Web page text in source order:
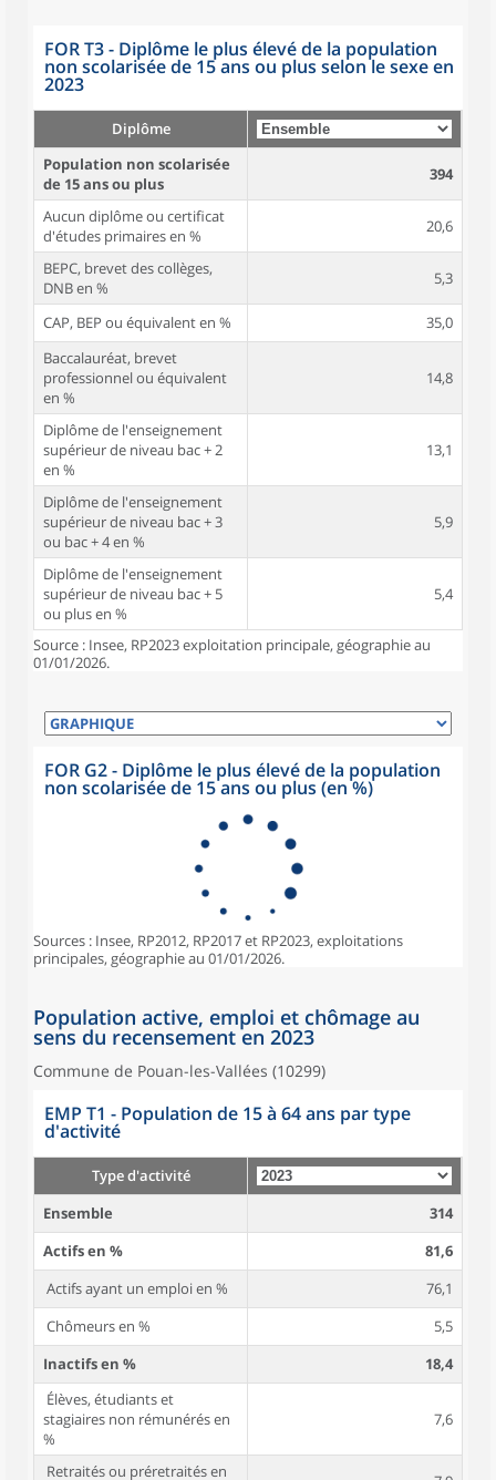
FOR T3 - Diplôme le plus élevé de la population
non scolarisée de 15 ans ou plus selon le sexe en
2023
Diplôme
Population non scolarisée
de 15 ans ou plus
394
Aucun diplôme ou certificat
d'études primaires en %
20,6
BEPC, brevet des collèges,
DNB en %
5,3
CAP, BEP ou équivalent en %
35,0
Baccalauréat, brevet
professionnel ou équivalent
en %
14,8
Diplôme de l'enseignement
supérieur de niveau bac + 2
en %
13,1
Diplôme de l'enseignement
supérieur de niveau bac + 3
ou bac + 4 en %
5,9
Diplôme de l'enseignement
supérieur de niveau bac + 5
ou plus en %
5,4
Source : Insee, RP2023 exploitation principale, géographie au
01/01/2026.
FOR G2 - Diplôme le plus élevé de la population
non scolarisée de 15 ans ou plus (en %)
Sources : Insee, RP2012, RP2017 et RP2023, exploitations
principales, géographie au 01/01/2026.
Population active, emploi et chômage au
sens du recensement en 2023
Commune de Pouan-les-Vallées (10299)
EMP T1 - Population de 15 à 64 ans par type
d'activité
Type d'activité
Ensemble
314
Actifs en %
81,6
Actifs ayant un emploi en %
76,1
Chômeurs en %
5,5
Inactifs en %
18,4
Élèves, étudiants et
stagiaires non rémunérés en
%
7,6
Retraités ou préretraités en